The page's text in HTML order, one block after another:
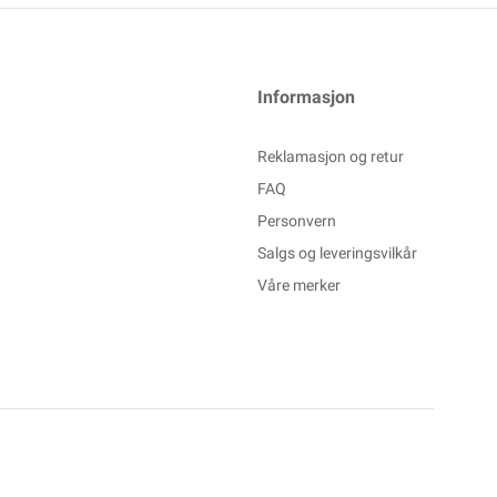
Informasjon
Reklamasjon og retur
FAQ
Personvern
Salgs og leveringsvilkår
Våre merker